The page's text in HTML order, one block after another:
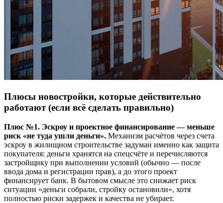
Плюсы новостройки, которые действительно
работают (если всё сделать правильно)
Плюс №1. Эскроу и проектное финансирование — меньше
риск «не туда ушли деньги». Механизм расчётов через счета
эскроу в жилищном строительстве задуман именно как защита
покупателя: деньги хранятся на спецсчёте и перечисляются
застройщику при выполнении условий (обычно — после
ввода дома и регистрации прав), а до этого проект
финансирует банк. В бытовом смысле это снижает риск
ситуации «деньги собрали, стройку остановили», хотя
полностью риски задержек и качества не убирает.